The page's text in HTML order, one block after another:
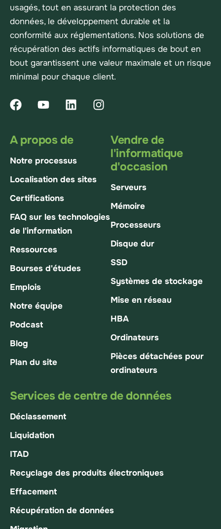
usagés, tout en assurant la protection des
données, le développement durable et la
conformité aux réglementations. Nos solutions de
récupération des actifs informatiques de bout en
bout garantissent une valeur maximale et un risque
minimal pour chaque client.
A propos de
Notre processus
Localisation des sites
Certifications
FAQ sur les technologies
de l'information
Ressources
Bourses d'études
Emplois
Notre équipe
Podcast
Blog
Plan du site
Vendre de
l'informatique
d'occasion
Serveurs
Mémoire
Processeurs
Disque dur
SSD
Systèmes de stockage
Mise en réseau
HBA
Ordinateurs
Pièces détachées pour
ordinateurs
Services de centre de données
Déclassement
Liquidation
ITAD
Recyclage des produits électroniques
Effacement
Récupération de données